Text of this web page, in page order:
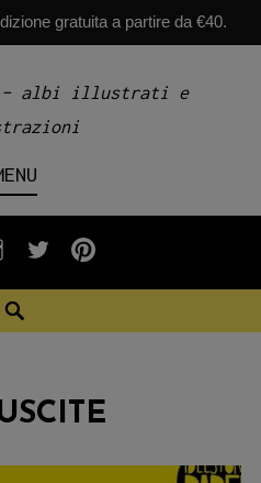
gratuita a partire da €40.
– albi illustrati e
twiterpinterest